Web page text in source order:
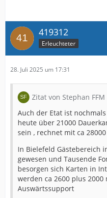
419312
Erleuchteter
28. Juli 2025 um 17:31
Zitat von Stephan FFM
Auch der Etat ist
heute über 21000
sein , rechnet mit ca
In Bielefeld Gästebereich
gewesen und Tausende
besorgen sich Karten in
werden ca 2600 plus
Auswärtssupport